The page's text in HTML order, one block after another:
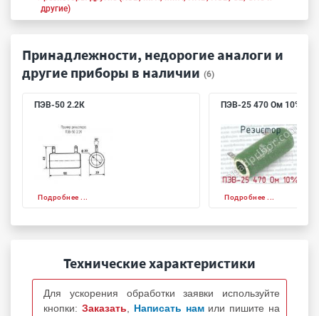
другие)
Принадлежности, недорогие аналоги и
другие приборы в наличии (6)
ПЭВ-50 2.2К
Подробнее ...
ПЭВ-25 470 Ом 10%
Подробнее ...
Технические характеристики
Для ускорения обработки заявки используйте
кнопки: Заказать Написать нам или пишите на